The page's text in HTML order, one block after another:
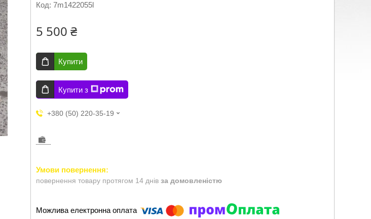
Код: 7m1422055l
5 500 ₴
Купити
Купити з
+380 (50) 220-35-19
повернення товару протягом 14 днів за домовленістю